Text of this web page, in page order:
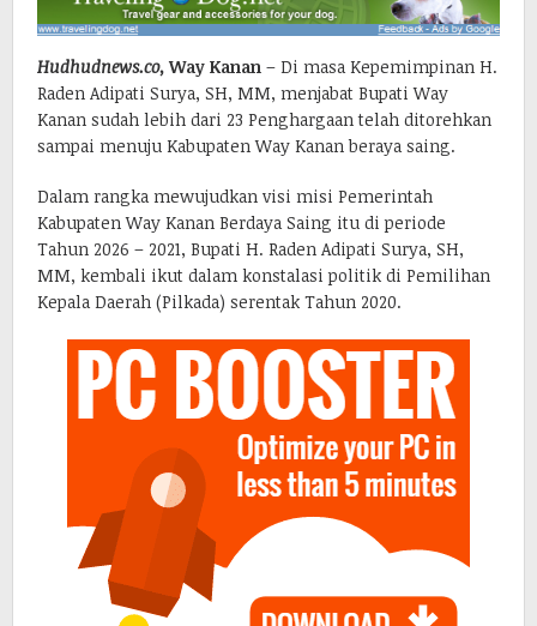
Hudhudnews.co,Way Kanan – Di masa Kepemimpinan H.
Raden Adipati Surya, SH, MM, menjabat Bupati Way
Kanan sudah lebih dari 23 Penghargaan telah ditorehkan
sampai menuju Kabupaten Way Kanan beraya saing.
Dalam rangka mewujudkan visi misi Pemerintah
Kabupaten Way Kanan Berdaya Saing itu di periode
Tahun 2026 – 2021, Bupati H. Raden Adipati Surya, SH,
MM, kembali ikut dalam konstalasi politik di Pemilihan
Kepala Daerah (Pilkada) serentak Tahun 2020.